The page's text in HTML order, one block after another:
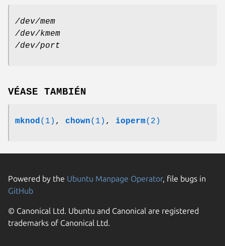
/dev/mem
/dev/kmem
/dev/port
VÉASE TAMBIÉN
mknod(1) , chown(1) , ioperm(2)
Powered by the Ubuntu Manpage Operator, file bugs in
GitHub
© Canonical Ltd. Ubuntu and Canonical are registered
trademarks of Canonical Ltd.